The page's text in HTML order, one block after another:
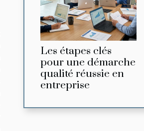
Les étapes clés
pour une démarche
qualité réussie en
entreprise